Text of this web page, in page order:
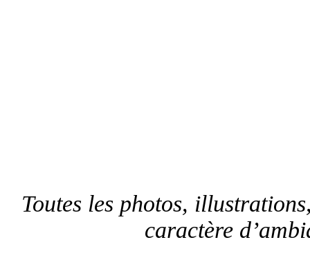
Toutes les photos,
caractère